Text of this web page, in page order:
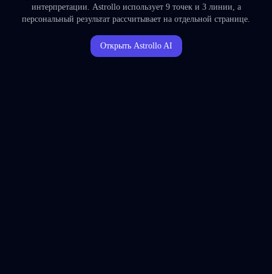
интерпретации. Astrollo использует 9 точек и 3 линии, а
персональный результат рассчитывает на отдельной странице.
Открыть Astrollo AI